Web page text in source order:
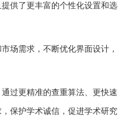
供了更丰富的个性化设置和选
场需求，不断优化界面设计，
过更精准的查重算法、更快速
保护学术诚信，促进学术研究